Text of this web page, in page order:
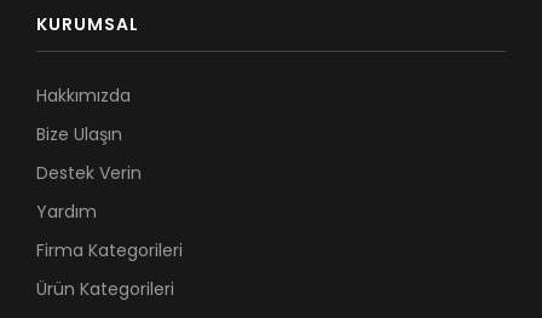
KURUMSAL
Hakkımızda
Bize Ulaşın
Destek Verin
Yardım
Firma Kategorileri
Ürün Kategorileri